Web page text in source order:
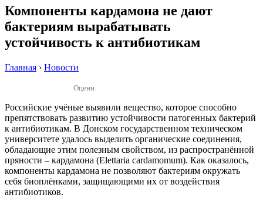
Компоненты кардамона не дают
бактериям вырабатывать
устойчивость к антибиотикам
Главная › Новости
Оцени
Российские учёные выявили вещество, которое способно
препятствовать развитию устойчивости патогенных бактерий
к антибиотикам. В Донском государственном техническом
университете удалось выделить органические соединения,
обладающие этим полезным свойством, из распространённой
пряности – кардамона (Elettaria cardamomum). Как оказалось,
компоненты кардамона не позволяют бактериям окружать
себя биоплёнками, защищающими их от воздействия
антибиотиков.